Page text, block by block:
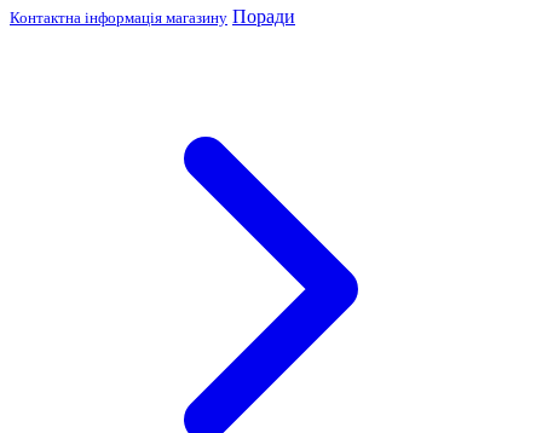
Контактна інформація магазину Поради